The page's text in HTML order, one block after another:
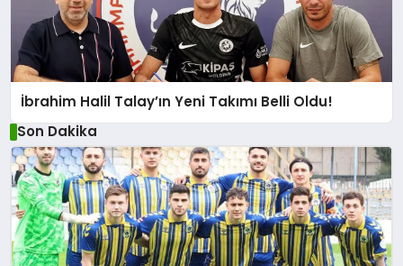
İbrahim Halil Talay’ın Yeni Takımı Belli Oldu!
Son Dakika